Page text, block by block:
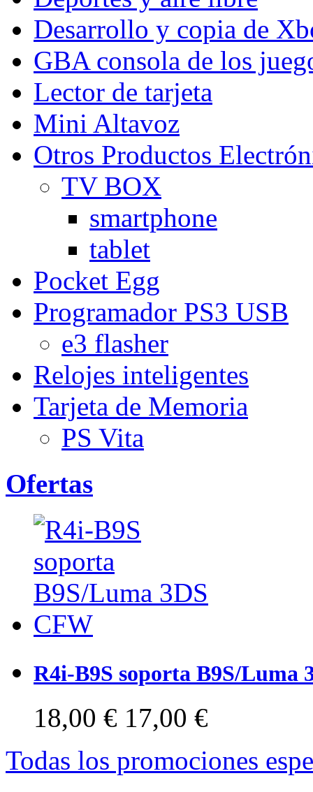
Desarrollo y copia de
GBA consola de los
Lector de tarjeta
Mini Altavoz
Otros Productos
TV BOX
smartphone
tablet
Pocket Egg
Programador PS3 USB
e3 flasher
Relojes inteligentes
Tarjeta de Memoria
PS Vita
Ofertas
R4i-B9S soporta B9S/Luma
18,00 € 17,00 €
Todas los promociones